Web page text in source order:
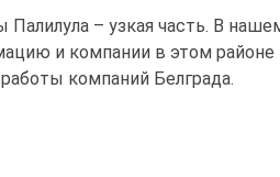
Палилула – узкая часть. В
и компании в этом районе
компаний Белграда.